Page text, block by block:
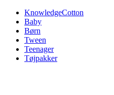
Videre
indhold
KnowledgeCotton
Baby
Børn
Tween
Teenager
Tøjpakker